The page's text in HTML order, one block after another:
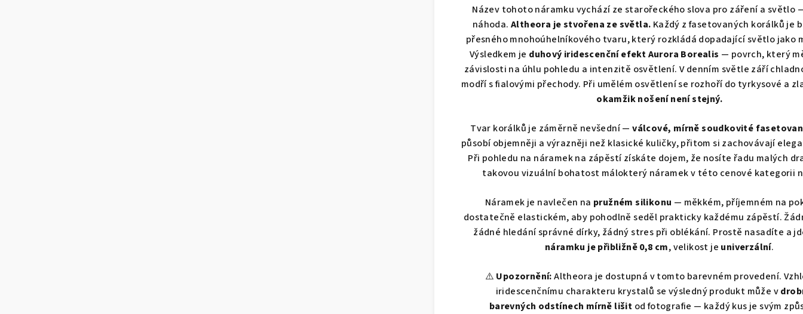
Název tohoto náramku vychází ze starořeckého slova pro záření a světlo
náhoda. Altheora je stvořena ze světla. Každý z fasetovaných korálků je
přesného mnohoúhelníkového tvaru, který rozkládá dopadající světlo jako
Výsledkem je duhový iridescenční efekt Aurora Borealis — povrch, který
závislosti na úhlu pohledu a intenzitě osvětlení. V denním světle září
modří s fialovými přechody. Při umělém osvětlení se rozhoří do tyrkysové a
okamžik nošení není stejný.
Tvar korálků je záměrně nevšední —válcové, mírně soudkovité
působí objemněji a výrazněji než klasické kuličky, přitom si zachovávají
Při pohledu na náramek na zápěstí získáte dojem, že nosíte řadu malých
takovou vizuální bohatost málokterý náramek v této cenové kategorii
Náramek je navlečen na pružném silikonu — měkkém, příjemném na
dostatečně elastickém, aby pohodlně seděl prakticky každému zápěstí.
žádné hledání správné dírky, žádný stres při oblékání. Prostě nasadíte a
náramku je přibližně 0,8 cm, velikost je univerzální.
⚠️ Upozornění:Altheora je dostupná v tomto barevném provedení.
iridescenčnímu charakteru krystalů se výsledný produkt může v
barevných odstínech mírně lišit od fotografie — každý kus je svým